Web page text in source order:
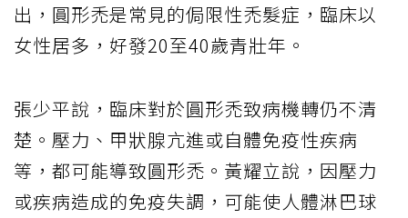
出，圓形禿是常見的侷限性禿髮症，臨床以
女性居多，好發20至40歲青壯年。
張少平說，臨床對於圓形禿致病機轉仍不清
楚。壓力、甲狀腺亢進或自體免疫性疾病
等，都可能導致圓形禿。黃耀立說，因壓力
或疾病造成的免疫失調，可能使人體淋巴球